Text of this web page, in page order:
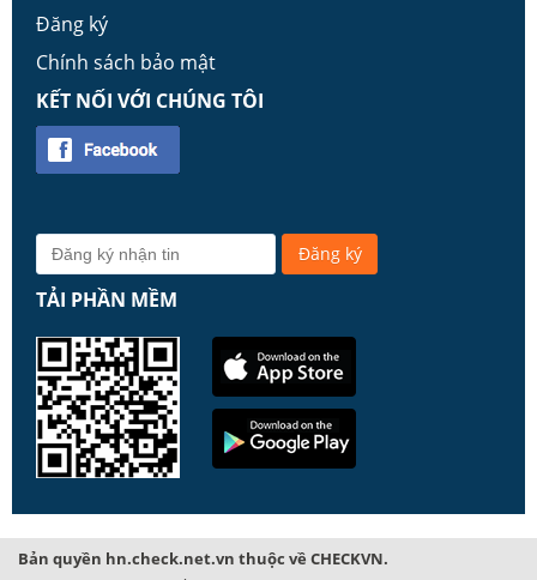
Đăng ký
Chính sách bảo mật
KẾT NỐI VỚI CHÚNG TÔI
TẢI PHẦN MỀM
Bản quyền hn.check.net.vn thuộc về CHECKVN.